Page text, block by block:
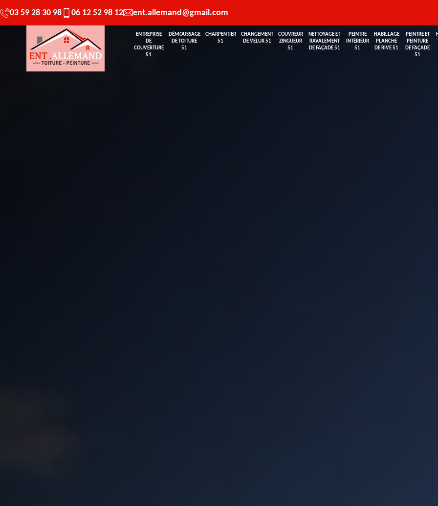
03 59 28 30 98 06 12 52 98 12 ent.allemand@gmail.com
ENTREPRISE
DE
COUVERTURE
51
DÉMOUSSAGE
DE TOITURE
51
CHARPENTIER
51
CHANGEMENT
DE VELUX 51
COUVREUR
ZINGUEUR
51
NETTOYAGE ET
RAVALEMENT
DE FAÇADE 51
PEINTRE
INTÉRIEUR
51
HABILLAGE
PLANCHE
DE RIVE 51
PEINTRE ET
PEINTURE
DE FAÇADE
51